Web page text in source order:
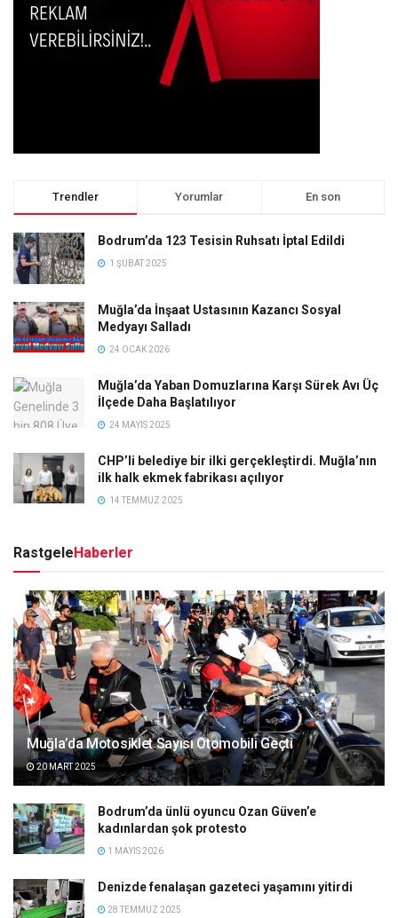
Trendler Yorumlar En son
Bodrum’da 123 Tesisin Ruhsatı İptal Edildi
1 ŞUBAT 2025
Muğla’da İnşaat Ustasının Kazancı Sosyal
Medyayı Salladı
24 OCAK 2026
Muğla’da Yaban Domuzlarına Karşı Sürek Avı Üç
İlçede Daha Başlatılıyor
24 MAYIS 2025
CHP’li belediye bir ilki gerçekleştirdi. Muğla’nın
ilk halk ekmek fabrikası açılıyor
14 TEMMUZ 2025
RastgeleHaberler
Muğla’da Motosiklet Sayısı Otomobili Geçti
20 MART 2025
Bodrum’da ünlü oyuncu Ozan Güven’e
kadınlardan şok protesto
1 MAYIS 2026
Denizde fenalaşan gazeteci yaşamını yitirdi
28 TEMMUZ 2025